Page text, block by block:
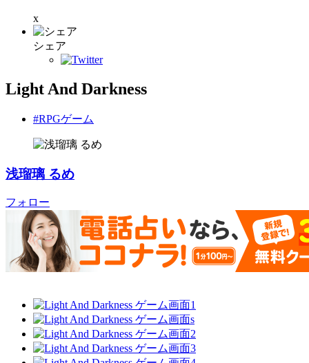
x
シェア
Light And Darkness
#RPGゲーム
浅瑠璃 るめ
フォロー